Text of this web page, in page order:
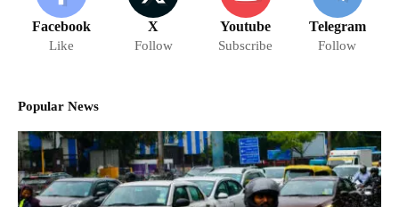
Facebook
Like
X
Follow
Youtube
Subscribe
Telegram
Follow
Popular News